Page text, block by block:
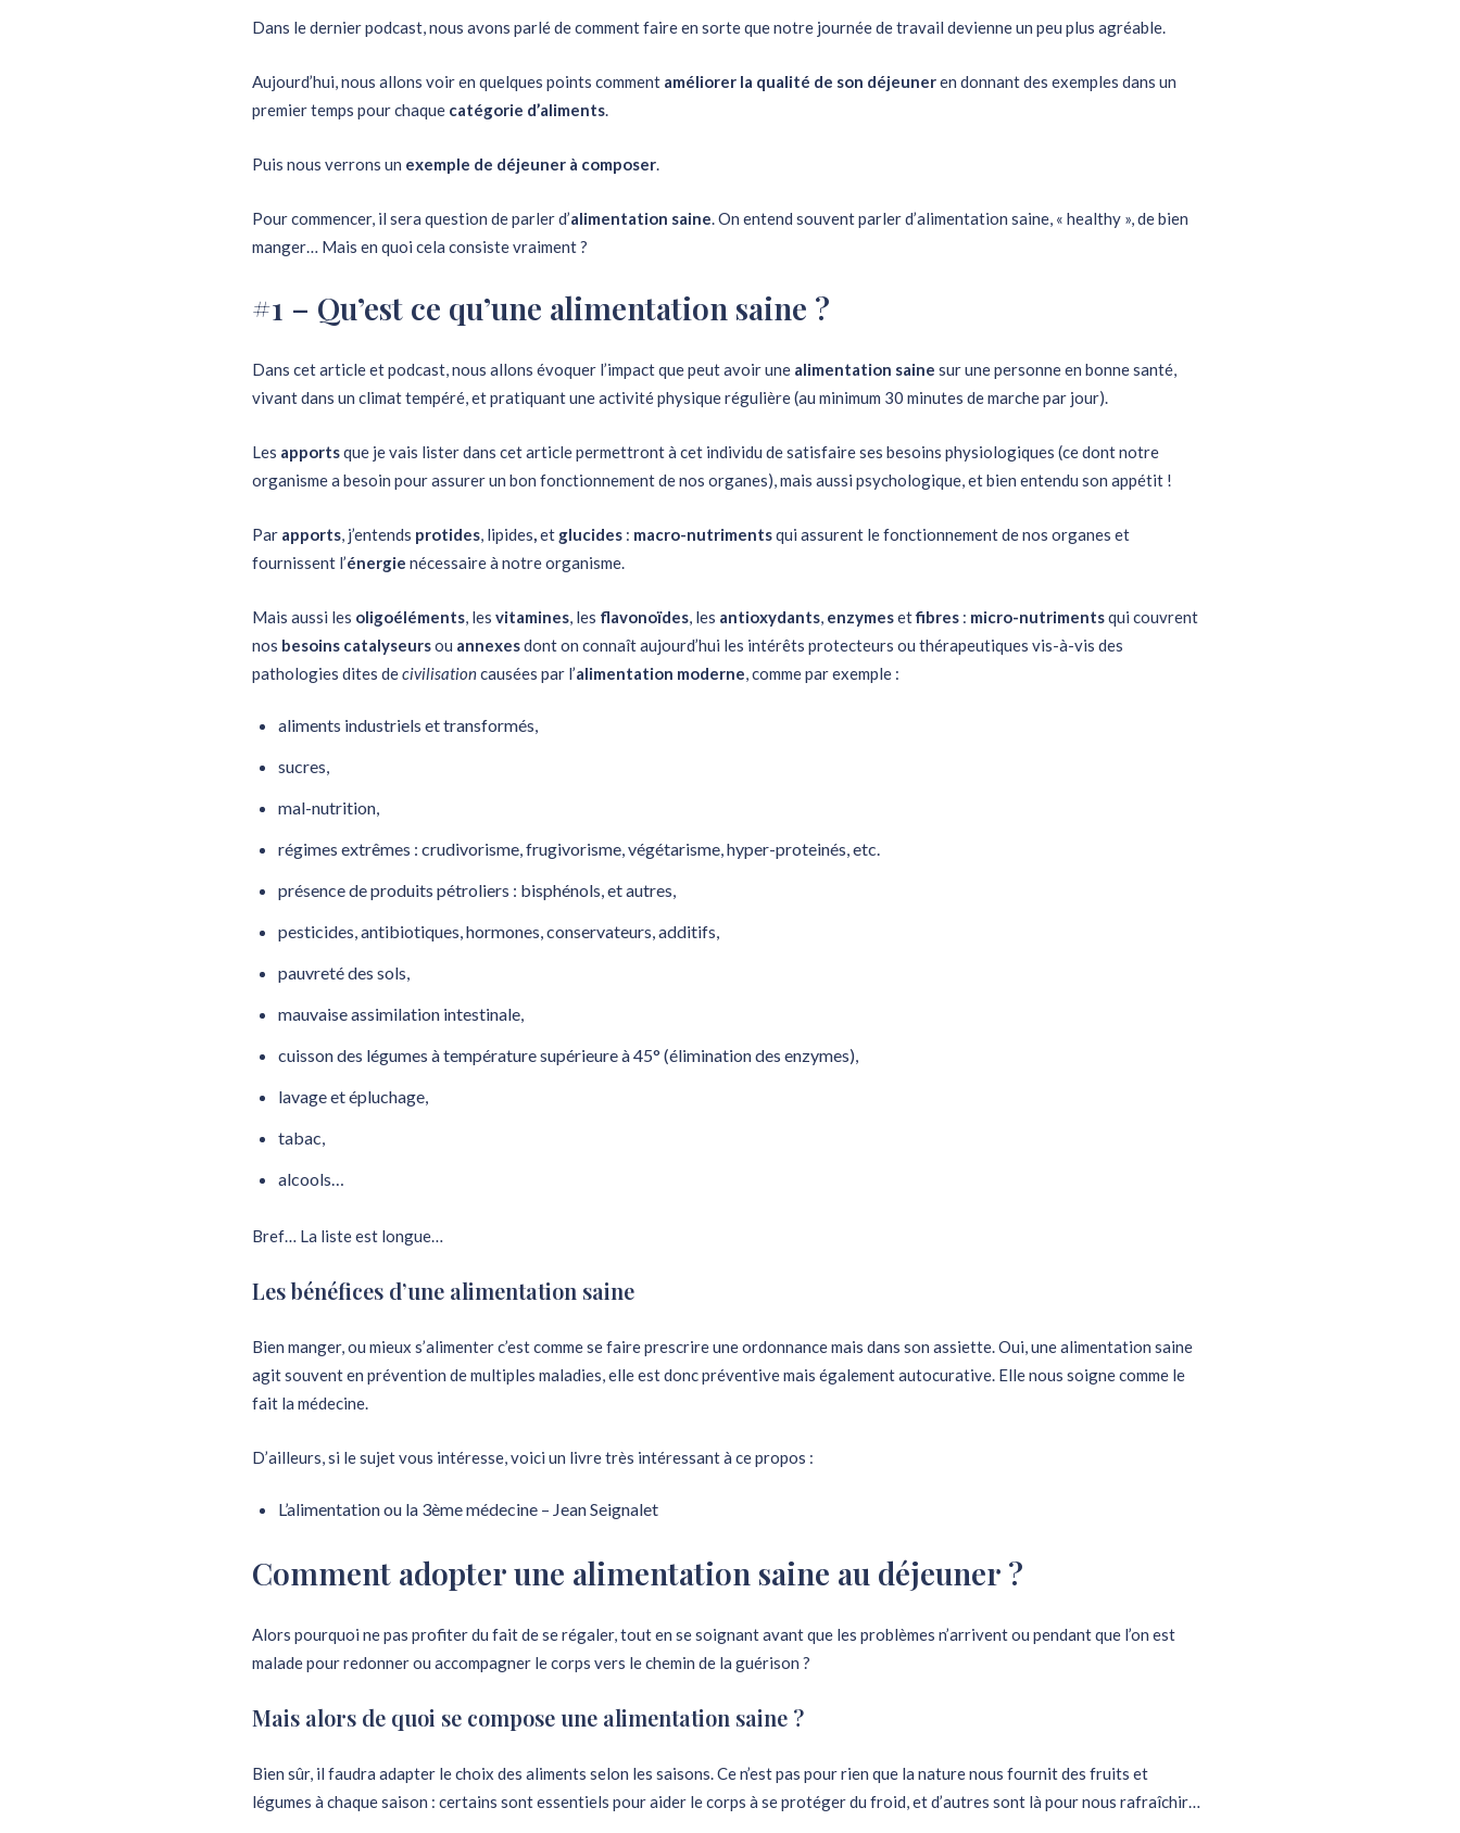
Dans le dernier podcast, nous avons parlé decomment faire en sorte que notre journée de travail devienne un peu plus agréable.
Aujourd’hui, nous allons voir en quelques points comment améliorer la qualité de son déjeuneren donnant des exemples dans un
premier temps pour chaque catégorie d’aliments.
Puis nous verrons un exemple de déjeuner à composer.
Pour commencer, il sera question de parler d’alimentation saine. On entend souvent parler d’alimentation saine, « healthy », de bien
manger… Mais en quoi cela consiste vraiment ?
#1 – Qu’est ce qu’une alimentation saine ?
Dans cet article et podcast, nous allons évoquer l’impact que peut avoir une alimentation saine sur une personne en bonne santé,
vivant dans un climat tempéré, et pratiquant une activité physique régulière (au minimum 30 minutes de marche par jour).
Les apportsque je vais lister dans cet article permettront à cet individu de satisfaire ses besoins physiologiques (ce dont notre
organisme a besoin pour assurer un bon fonctionnement de nos organes), mais aussi psychologique, et bien entendu son appétit !
Par apports, j’entends protides, lipides,et glucides : macro-nutrimentsqui assurent le fonctionnement de nos organes et
fournissent l’énergie nécessaire à notre organisme.
Mais aussi les oligoéléments, les vitamines, les flavonoïdes, les antioxydants, enzymesetfibres : micro-nutrimentsqui couvrent
nos besoins catalyseursou annexesdont on connaît aujourd’hui les intérêts protecteurs ou thérapeutiques vis-à-vis des
pathologies dites decivilisationcausées par l’alimentation moderne, comme par exemple :
aliments industriels et transformés,
sucres,
mal-nutrition,
régimes extrêmes : crudivorisme, frugivorisme, végétarisme, hyper-proteinés, etc.
présence de produits pétroliers : bisphénols, et autres,
pesticides, antibiotiques, hormones, conservateurs, additifs,
pauvreté des sols,
mauvaise assimilation intestinale,
cuisson des légumes à température supérieure à 45° (élimination des enzymes),
lavage et épluchage,
tabac,
alcools…
Bref… La liste est longue…
Les bénéfices d’une alimentation saine
Bien manger, ou mieux s’alimenter c’est comme se faire prescrire une ordonnance mais dans son assiette. Oui, une alimentation saine
agit souvent en prévention de multiples maladies, elle est donc préventive mais également autocurative. Elle nous soigne comme le
fait la médecine.
D’ailleurs, si le sujet vous intéresse, voici un livre très intéressant à ce propos :
L’alimentation ou la 3ème médecine – Jean Seignalet
Comment adopter une alimentation saine au déjeuner ?
Alors pourquoi ne pas profiter du fait de se régaler, tout en se soignant avant que les problèmes n’arrivent ou pendant que l’on est
malade pour redonner ou accompagner le corps vers le chemin de la guérison ?
Mais alors de quoi se compose une alimentation saine ?
Bien sûr, il faudra adapter le choix des aliments selon les saisons. Ce n’est pas pour rien que la nature nous fournit des fruits et
légumes à chaque saison : certains sont essentiels pour aider le corps à se protéger du froid, et d’autres sont là pour nous rafraîchir…